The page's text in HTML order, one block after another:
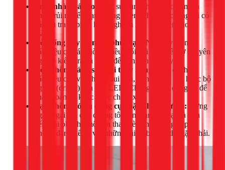
Trần nhà quá cao:
Việc sử dụng thang cao tiềm ẩn
nhiều rủi ro nếu bạn không quen. Thợ của chúng tôi có
đầy đủ trang bị và kinh nghiệm làm việc trên cao an
toàn.
Hệ thống dây điện cũ, phức tạp:
Nếu dây điện có
dấu hiệu cũ nát, giòn, nhiều mối nối, hãy để thợ chuyên
nghiệp kiểm tra và xử lý để tránh chập cháy.
Đèn không sáng sau khi thay bóng:
Đây có thể là
dấu hiệu của việc hỏng đui đèn, hỏng công tắc, hoặc bộ
nguồn (driver) của đèn LED. Chúng tôi có dụng cụ để
chẩn đoán và khắc phục chính xác.
Bạn không có đủ dụng cụ hoặc không tự tin: Đừng
ngần ngại gọi cho chúng tôi. An toàn của bạn là trên
hết. Chi phí cho một lần thay đèn chuyên nghiệp là
không đáng kể so với những rủi ro bạn có thể gặp phải.